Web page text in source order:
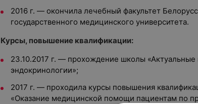
2016 г. — окончила лечебный факультет
государственного медицинского университета.
Курсы, повышение квалификации:
23.10.2017 г. — прохождение школы «Актуальные
эндокринологии»;
2017 г. — проходила курсы повышения
«Оказание медицинской помощи пациентам по